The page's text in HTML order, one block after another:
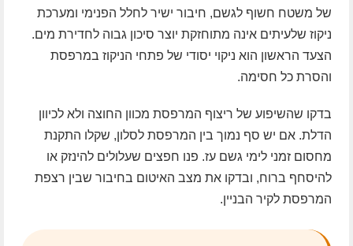
של משטח חשוף לגשם, חיבור ישיר לחלל הפנימי ומערכת
ניקוז שלעיתים אינה מתוחזקת יוצר סיכון גבוה לחדירת מים.
הצעד הראשון הוא ניקוי יסודי של פתחי הניקוז במרפסת
והסרת כל חסימה.
בדקו שהשיפוע של ריצוף המרפסת מכוון החוצה ולא לכיוון
הדלת. אם יש סף נמוך בין המרפסת לסלון, שקלו התקנת
מחסום זמני לימי גשם עז. פנו חפצים שעלולים להינזק או
להיסחף ברוח, ובדקו את מצב האיטום בחיבור שבין רצפת
המרפסת לקיר הבניין.